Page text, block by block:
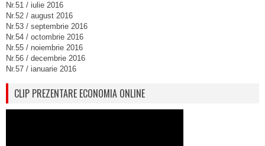
Nr.51 / iulie 2016
Nr.52 / august 2016
Nr.53 / septembrie 2016
Nr.54 / octombrie 2016
Nr.55 / noiembrie 2016
Nr.56 / decembrie 2016
Nr.57 / ianuarie 2016
CLIP PREZENTARE ECONOMIA ONLINE